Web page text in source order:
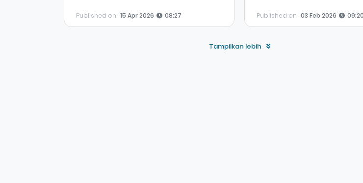
Published on 15 Apr 2026 08:27 Published on 03 Feb 2026 09:20
Tampilkan lebih